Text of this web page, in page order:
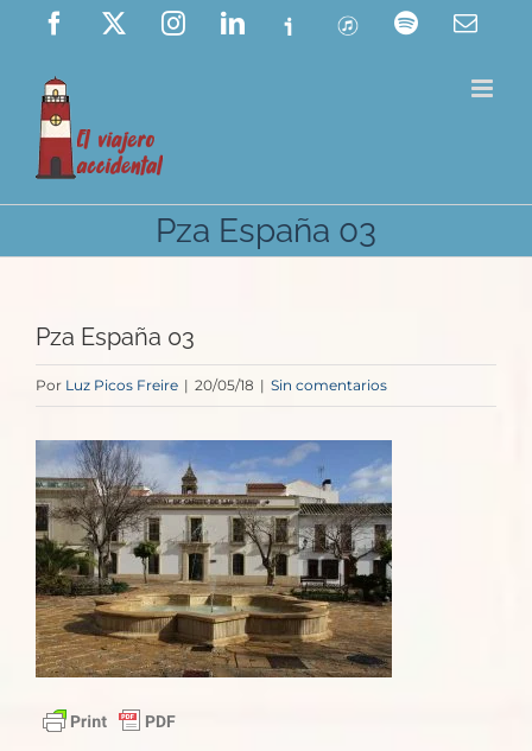
Saltar
contenido
Facebook InstagramLinkedIn
Ivoox ITunes Spotify
Pza España 03
Pza España 03
Por Luz Picos Freire | 20/05/18 | Sin comentarios